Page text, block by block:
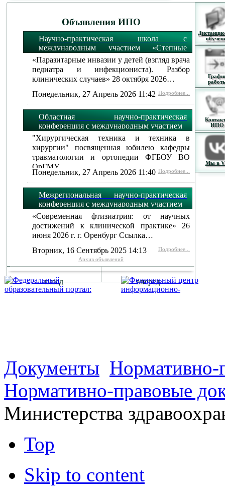
Объявления ИПО
Научно-практическая школа с
международным участием «Степные
огни»:
«Паразитарные инвазии у детей (взгляд врача
педиатра и инфекциониста). Разбор
клинических случаев» 28 октября 2026…
Понедельник, 27 Апрель 2026 11:42 Подробнее...
Областная научно-практическая
конференция с международным участием
"Хирургическая техника и техника в
хирургии" посвященная юбилею кафедры
травматологии и ортопедии ФГБОУ ВО
ОрГМУ…
Понедельник, 27 Апрель 2026 11:40 Подробнее...
Межрегиональная научно-практическая
конференция с международным участием
«Современная фтизиатрия: от научных
достижений к клинической практике» 26
июня 2026 г. г. Оренбург Ссылка…
Вторник, 16 Сентябрь 2025 14:13
Подробнее...
Архив объявлений
назад вперед
ИПО
Мы в
Документы Нормативно-
Нормативно-правовые
Министерства
Top
Skip to content